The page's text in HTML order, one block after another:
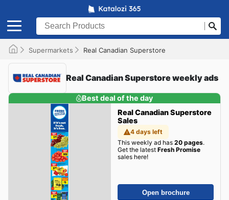
Supermarkets Real Canadian Superstore
Real Canadian Superstore weekly ads
Best deal of the day
Real Canadian Superstore
Sales
4 days left
This weekly ad has 20 pages.
Get the latest Fresh Promise
sales here!
Open brochure